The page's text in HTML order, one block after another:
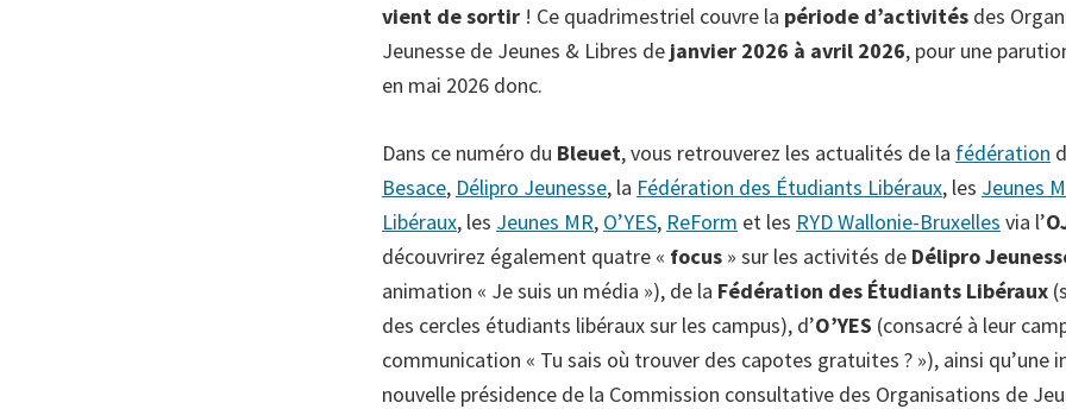
vient de sortir ! Ce quadrimestriel couvre la période d’activités des
Jeunesse de Jeunes & Libres de janvier 2026 à avril 2026, pour une
en mai 2026 donc.
Dans ce numéro du Bleuet, vous retrouverez les actualités de la fédération
Besace, Délipro Jeunesse, la Fédération des Étudiants Libéraux, les Jeunes
Libéraux, les Jeunes MR, O’YES, ReForm et les RYD Wallonie-Bruxelles via l’
découvrirez également quatre « focus » sur les activités de Délipro
animation « Je suis un média »), de la Fédération des Étudiants Libéraux
des cercles étudiants libéraux sur les campus), d’O’YES (consacré à leur
communication « Tu sais où trouver des capotes gratuites ? »), ainsi qu’une
nouvelle présidence de la Commission consultative des Organisations de